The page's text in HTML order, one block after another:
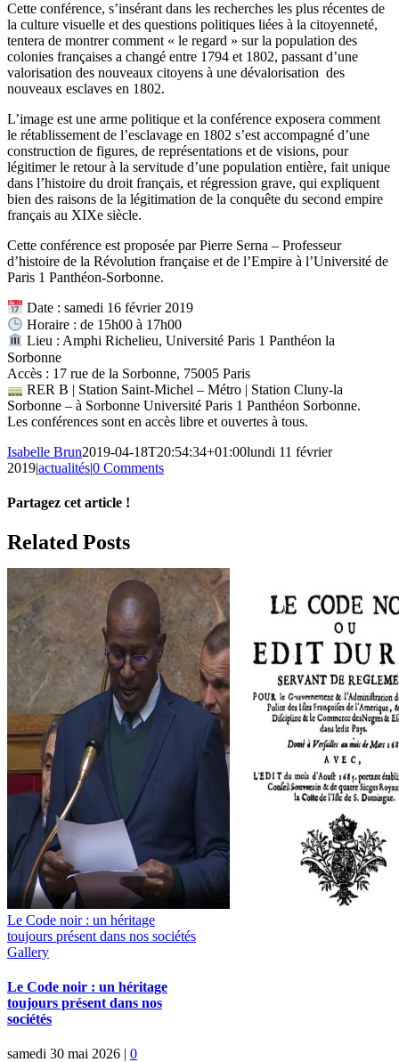
Cette conférence, s’insérant dans les recherches les plus récentes de
la culture visuelle et des questions politiques liées à la citoyenneté,
tentera de montrer comment « le regard » sur la population des
colonies françaises a changé entre 1794 et 1802, passant d’une
valorisation des nouveaux citoyens à une dévalorisation des
nouveaux esclaves en 1802.
L’image est une arme politique et la conférence exposera comment
le rétablissement de l’esclavage en 1802 s’est accompagné d’une
construction de figures, de représentations et de visions, pour
légitimer le retour à la servitude d’une population entière, fait unique
dans l’histoire du droit français, et régression grave, qui expliquent
bien des raisons de la légitimation de la conquête du second empire
français au XIXe siècle.
Cette conférence est proposée par Pierre Serna – Professeur
d’histoire de la Révolution française et de l’Empire à l’Université de
Paris 1 Panthéon-Sorbonne.
Date : samedi 16 février 2019
Horaire : de 15h00 à 17h00
Lieu : Amphi Richelieu, Université Paris 1 Panthéon la
Sorbonne
Accès : 17 rue de la Sorbonne, 75005 Paris
RER B | Station Saint-Michel – Métro | Station Cluny-la
Sorbonne – à Sorbonne Université Paris 1 Panthéon Sorbonne.
Les conférences sont en accès libre et ouvertes à tous.
Isabelle Brun2019-04-18T20:54:34+01:00lundi 11 février
2019|actualités|0 Comments
Partagez cet article !
Facebook
X
Reddit
LinkedIn
WhatsApp
Telegram
Tumblr
Pinterest
Vk
Xing
Email
Related Posts
Le Code noir : un héritage
toujours présent dans nos sociétés
Gallery
Le Code noir : un héritage
toujours présent dans nos
sociétés
samedi 30 mai 2026 | 0